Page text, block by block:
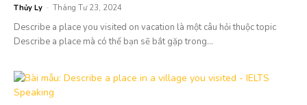
Thủy Ly - Tháng Tư 23, 2024
Describe a place you visited on vacation là một câu hỏi thuộc topic
Describe a place mà có thể bạn sẽ bắt gặp trong...